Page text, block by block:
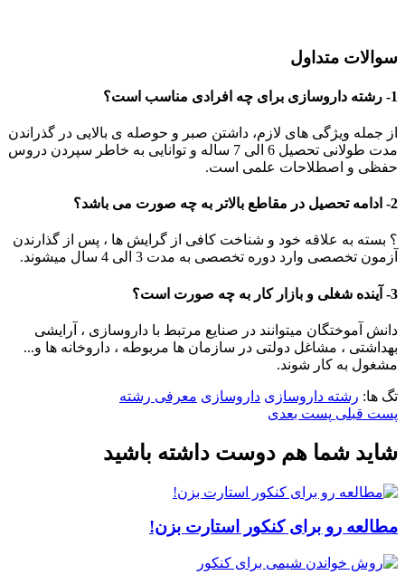
سوالات متداول
1- رشته داروسازی برای چه افرادی مناسب است؟
از جمله ویژگی های لازم، داشتن صبر و حوصله ی بالایی در گذراندن
مدت طولانی تحصیل 6 الی 7 ساله و توانایی به خاطر سپردن دروس
حفظی و اصطلاحات علمی است.
2- ادامه تحصیل در مقاطع بالاتر به چه صورت می باشد؟
؟ بسته به علاقه خود و شناخت کافی از گرایش ها ، پس از گذارندن
آزمون تخصصی وارد دوره تخصصی به مدت 3 الی 4 سال میشوند.
3- آینده شغلی و بازار کار به چه صورت است؟
دانش آموختگان میتوانند در صنایع مرتبط با داروسازی ، آرایشی
بهداشتی ، مشاغل دولتی در سازمان ها مربوطه ، داروخانه ها و...
مشغول به کار شوند.
تگ ها: رشته داروسازی داروسازی معرفی رشته
پست قبلی پست بعدی
شاید شما هم دوست داشته باشید
مطالعه رو برای کنکور استارت بزن!